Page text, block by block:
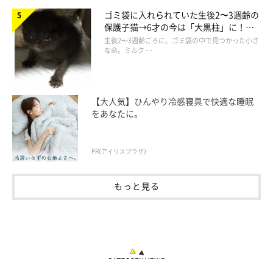
ゴミ袋に入れられていた生後2〜3週齢の
保護子猫→6才の今は「大黒柱」に！
美しい黒猫に成長した姿にグッとくる
生後2〜3週齢ごろに、ゴミ袋の中で見つかった小さ
な命。ミルク …
【大人気】ひんやり冷感寝具で快適な睡眠
をあなたに。
PR(アイリスプラザ)
もっと見る